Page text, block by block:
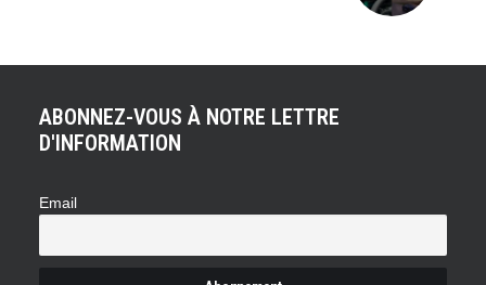
ABONNEZ-VOUS À NOTRE LETTRE
D'INFORMATION
Email